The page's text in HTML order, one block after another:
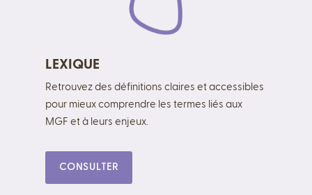
LEXIQUE
Retrouvez des définitions claires et accessibles
pour mieux comprendre les termes liés aux
MGF et à leurs enjeux.
CONSULTER